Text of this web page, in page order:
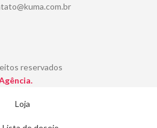
reservados
Loja